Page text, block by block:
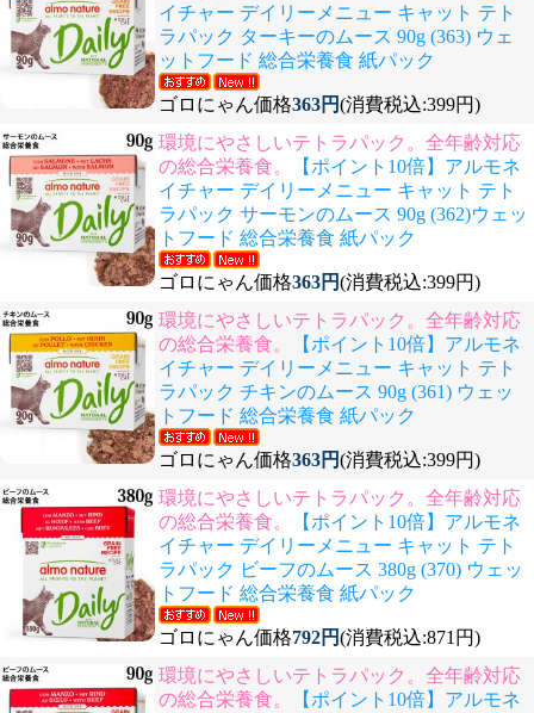
イチャー デイリーメニュー キャット テト
ラパック ターキーのムース 90g (363) ウェ
ットフード 総合栄養食 紙パック
ゴロにゃん価格363円(消費税込:399円)
環境にやさしいテトラパック。全年齢対応
の総合栄養食。
【ポイント10倍】アルモネ
イチャー デイリーメニュー キャット テト
ラパック サーモンのムース 90g (362)ウェッ
トフード 総合栄養食 紙パック
ゴロにゃん価格363円(消費税込:399円)
環境にやさしいテトラパック。全年齢対応
の総合栄養食。
【ポイント10倍】アルモネ
イチャー デイリーメニュー キャット テト
ラパック チキンのムース 90g (361) ウェッ
トフード 総合栄養食 紙パック
ゴロにゃん価格363円(消費税込:399円)
環境にやさしいテトラパック。全年齢対応
の総合栄養食。
【ポイント10倍】アルモネ
イチャー デイリーメニュー キャット テト
ラパック ビーフのムース 380g (370) ウェッ
トフード 総合栄養食 紙パック
ゴロにゃん価格792円(消費税込:871円)
環境にやさしいテトラパック。全年齢対応
の総合栄養食。
【ポイント10倍】アルモネ